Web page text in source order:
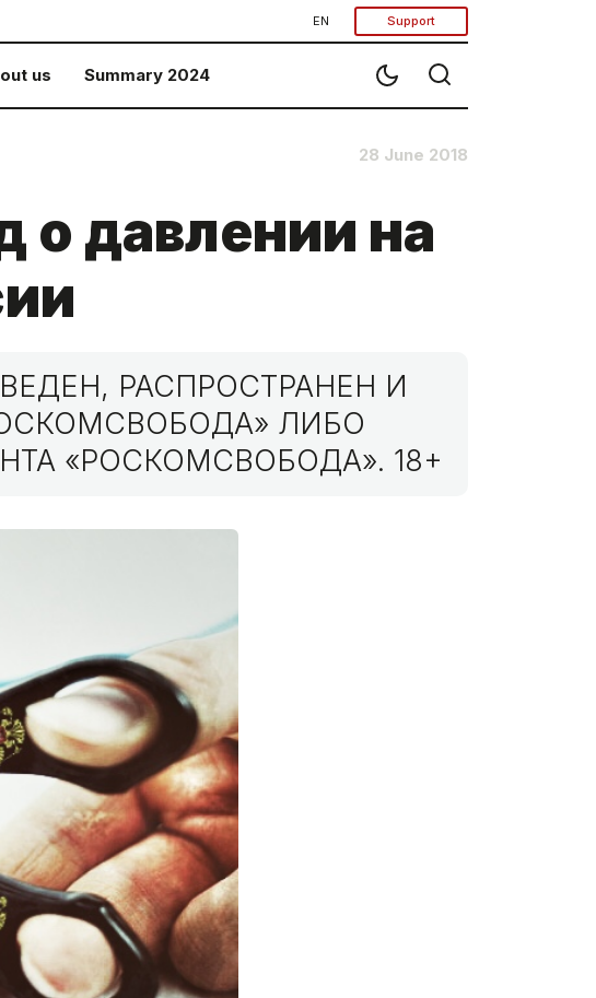
EN Support
us Summary 2024
28 June 2018
о давлении на
РАСПРОСТРАНЕН И
ЛИБО
«РОСКОМСВОБОДА». 18+